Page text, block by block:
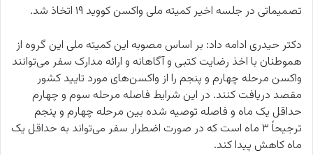
تصمیماتی در جلسه اخیر کمیته ملی واکسن کووید ۱۹ اتخاذ شد.
دکتر حیدری ادامه داد: بر اساس مصوبه این کمیته ملی این گروه از
هموطنان با اخذ رضایت کتبی و آگاهانه و ارائه مدارک سفر می‌توانند
واکسن مرحله چهارم و پنجم را از واکسن‌های مورد تایید کشور
مقصد دریافت کنند. در این شرایط فاصله مرحله سوم و چهارم
حداقل یک ماه و فاصله توصیه شده بین مرحله چهارم و پنجم
ترجیحاً ۳ ماه است که در صورت اضطرار سفر می‌تواند به حداقل یک
ماه کاهش پیدا کند.